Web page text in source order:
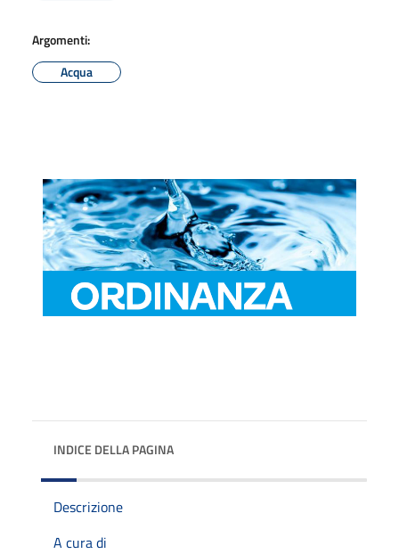
Argomenti:
Acqua
INDICE DELLA PAGINA
Descrizione
A cura di